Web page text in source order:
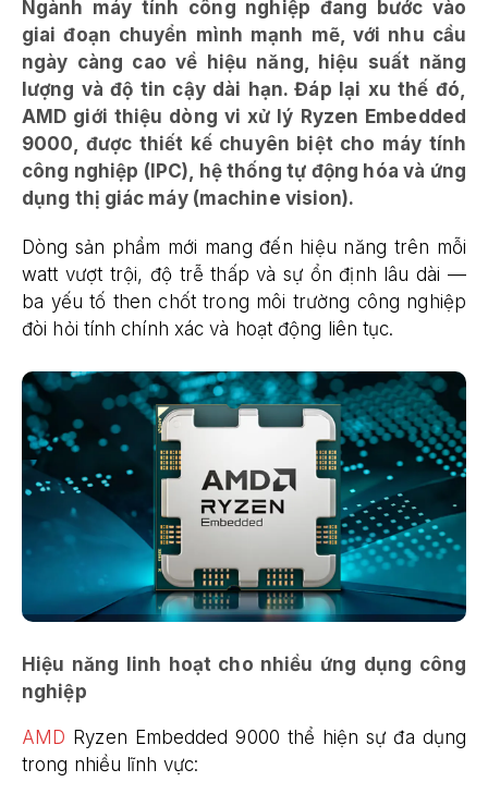
Ngành máy tính công nghiệp đang bước vào
giai đoạn chuyển mình mạnh mẽ, với nhu cầu
ngày càng cao về hiệu năng, hiệu suất năng
lượng và độ tin cậy dài hạn. Đáp lại xu thế đó,
AMD giới thiệu dòng vi xử lý Ryzen Embedded
9000, được thiết kế chuyên biệt cho máy tính
công nghiệp (IPC), hệ thống tự động hóa và ứng
dụng thị giác máy (machine vision).
Dòng sản phẩm mới mang đến hiệu năng trên mỗi
watt vượt trội, độ trễ thấp và sự ổn định lâu dài —
ba yếu tố then chốt trong môi trường công nghiệp
đòi hỏi tính chính xác và hoạt động liên tục.
Hiệu năng linh hoạt cho nhiều ứng dụng công
nghiệp
AMD Ryzen Embedded 9000 thể hiện sự đa dụng
trong nhiều lĩnh vực: